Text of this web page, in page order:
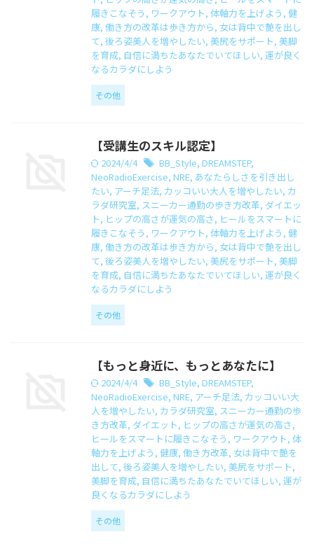
履きこなそう , ワークアウト, 体軸力を上げよう , 健
康, 働き方の改革は歩き方から, 女は背中で艶を出し
て, 後ろ姿美人を増やしたい, 美尻をサポート, 美脚
を育成, 自信に満ちたあなたでいてほしい, 運が良く
なるカラダにしよう
その他
【受講生のスキル認定】
2024/4/4 BB_Style, DREAMSTEP,
NeoRadioExercise, NRE, あなたらしさを引き出し
たい, アーチ足法, カッコいい大人を増やしたい, カ
ラダ研究室, スニーカー通勤の歩き方改革, ダイエッ
ト, ヒップの高さが運気の高さ, ヒールをスマートに
履きこなそう , ワークアウト, 体軸力を上げよう , 健
康, 働き方の改革は歩き方から, 女は背中で艶を出し
て, 後ろ姿美人を増やしたい, 美尻をサポート, 美脚
を育成, 自信に満ちたあなたでいてほしい, 運が良く
なるカラダにしよう
その他
【もっと身近に、もっとあなたに】
2024/4/4 BB_Style, DREAMSTEP,
NeoRadioExercise, NRE, アーチ足法, カッコいい大
人を増やしたい, カラダ研究室, スニーカー通勤の歩
き方改革, ダイエット, ヒップの高さが運気の高さ,
ヒールをスマートに履きこなそう , ワークアウト, 体
軸力を上げよう , 健康, 働き方改革, 女は背中で艶を
出して, 後ろ姿美人を増やしたい, 美尻をサポート,
美脚を育成, 自信に満ちたあなたでいてほしい, 運が
良くなるカラダにしよう
その他